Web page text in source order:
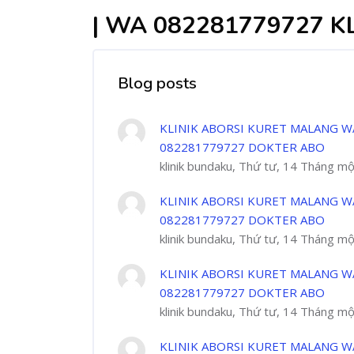
| WA 082281779727
Blog posts
KLINIK ABORSI KURET MALANG
082281779727 DOKTER ABO
klinik bundaku, Thứ tư, 14 Tháng
KLINIK ABORSI KURET MALANG
082281779727 DOKTER ABO
klinik bundaku, Thứ tư, 14 Tháng
KLINIK ABORSI KURET MALANG
082281779727 DOKTER ABO
klinik bundaku, Thứ tư, 14 Tháng
KLINIK ABORSI KURET MALANG